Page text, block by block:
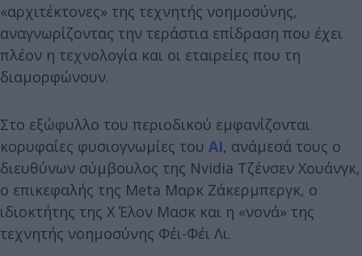
«αρχιτέκτονες» της τεχνητής νοημοσύνης,
αναγνωρίζοντας την τεράστια επίδραση που έχει
πλέον η τεχνολογία και οι εταιρείες που τη
διαμορφώνουν.
Στο εξώφυλλο του περιοδικού εμφανίζονται
κορυφαίες φυσιογνωμίες του AI, ανάμεσά τους ο
διευθύνων σύμβουλος της Nvidia Τζένσεν Χουάνγκ,
ο επικεφαλής της Meta Μαρκ Ζάκερμπεργκ, ο
ιδιοκτήτης της X Έλον Μασκ και η «νονά» της
τεχνητής νοημοσύνης Φέι-Φέι Λι.